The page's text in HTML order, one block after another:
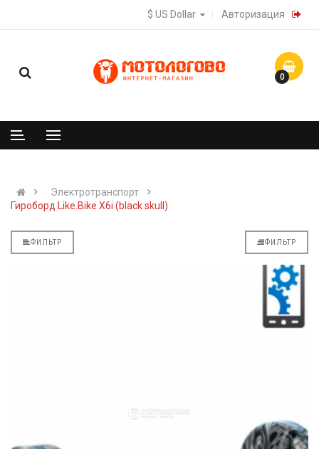
Авторизация
0
Электротранспорт
Гироборд Like.Bike X6i (black skull)
ФИЛЬТР ФИЛЬТР